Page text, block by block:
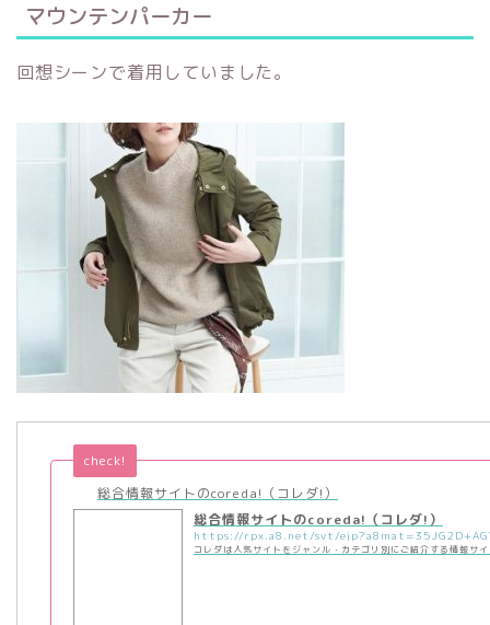
マウンテンパーカー
回想シーンで着用していました。
総合情報サイトのcoreda!（コレダ!）
check!
総合情報サイトのcoreda!（コレダ!）
コレダは人気サイトをジャンル・カテゴリ別にご紹介する情報サ